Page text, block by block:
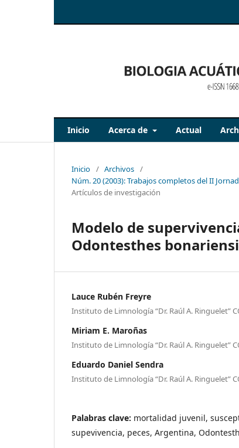
Inicio Acerca de Actual
Inicio / Archivos /
Núm. 20 (2003): Trabajos completos del II
Artículos de investigación
Modelo de
Odontesthes
Lauce Rubén Freyre
Instituto de Limnología “Dr. Raúl A. Ringuelet”
Miriam E. Maroñas
Instituto de Limnología “Dr. Raúl A. Ringuelet”
Eduardo Daniel Sendra
Instituto de Limnología “Dr. Raúl A. Ringuelet”
Palabras clave: mortalidad juvenil,
supevivencia, peces, Argentina,